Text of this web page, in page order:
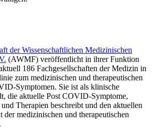
der Wissenschaftlichen Medizinischen
(AWMF) veröffentlicht in ihrer Funktion
186 Fachgesellschaften der Medizin in
zum medizinischen und therapeutischen
Symptomen. Sie ist als klinische
die aktuelle Post COVID-Symptome,
Therapien beschreibt und den aktuellen
der medizinischen und therapeutischen